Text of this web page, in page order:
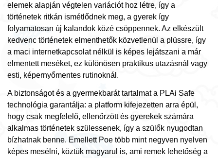
elemek alapján végtelen variációt hoz létre, így a
történetek ritkán ismétlődnek meg, a gyerek így
folyamatosan új kalandok közé csöppennek. Az elkészült
kedvenc történetek elmenthetők közvetlenül a plüssre, így
a maci internetkapcsolat nélkül is képes lejátszani a már
elmentett meséket, ez különösen praktikus utazásnál vagy
esti, képernyőmentes rutinoknál.
A biztonságot és a gyermekbarát tartalmat a PLAi Safe
technológia garantálja: a platform kifejezetten arra épül,
hogy csak megfelelő, ellenőrzött és gyerekek számára
alkalmas történetek szülessenek, így a szülők nyugodtan
bízhatnak benne. Emellett Poe több mint negyven nyelven
képes mesélni, köztük magyarul is, ami remek lehetőség a